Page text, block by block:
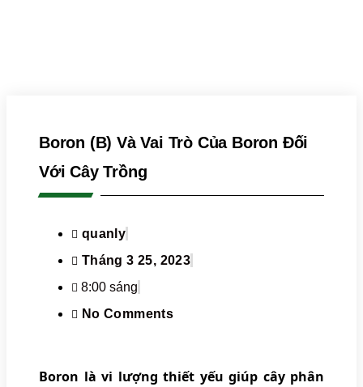
Boron (B) Và Vai Trò Của Boron Đối
Với Cây Trồng
quanly
Tháng 3 25, 2023
8:00 sáng
No Comments
Boron là vi lượng thiết yếu giúp cây phân